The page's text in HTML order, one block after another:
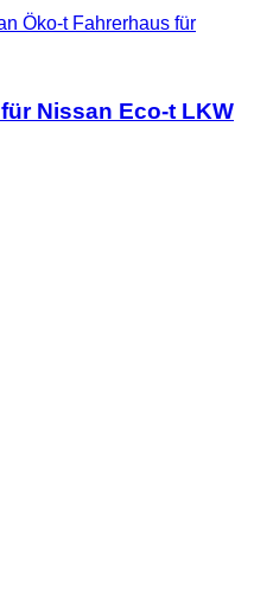
Öko-t Fahrerhaus für
Nissan Eco-t LKW